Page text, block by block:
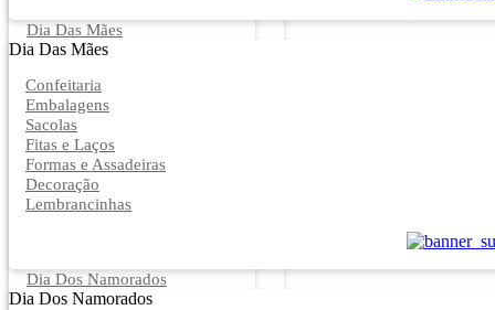
Dia Das Mães
Dia Das Mães
Confeitaria
Embalagens
Sacolas
Fitas e Laços
Formas e Assadeiras
Decoração
Lembrancinhas
Dia Dos Namorados
Dia Dos Namorados